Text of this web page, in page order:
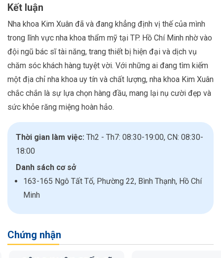
Kết luận
Nha khoa Kim Xuân đã và đang khẳng định vị thế của mình
trong lĩnh vực nha khoa thẩm mỹ tại TP. Hồ Chí Minh nhờ vào
đội ngũ bác sĩ tài năng, trang thiết bị hiện đại và dịch vụ
chăm sóc khách hàng tuyệt vời. Với những ai đang tìm kiếm
một địa chỉ nha khoa uy tín và chất lượng, nha khoa Kim Xuân
chắc chắn là sự lựa chọn hàng đầu, mang lại nụ cười đẹp và
sức khỏe răng miệng hoàn hảo.
Thời gian làm việc: Th2 - Th7: 08:30-19:00, CN: 08:30-
18:00
Danh sách cơ sở
163-165 Ngô Tất Tố, Phường 22, Bình Thạnh, Hồ Chí
Minh
Chứng nhận